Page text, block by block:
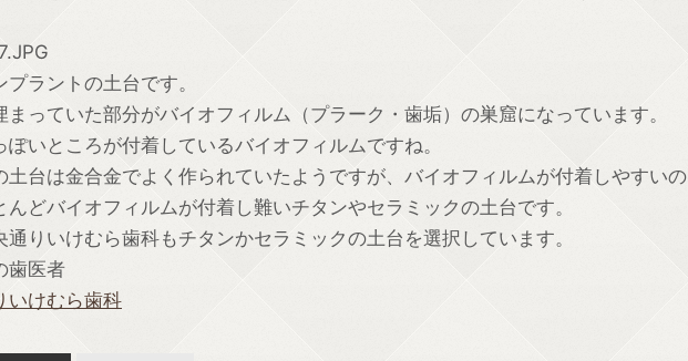
プラントの土台です。
まっていた部分がバイオフィルム（プラーク・歯垢）の巣窟になっています。
ぽいところが付着しているバイオフィルムですね。
土台は金合金でよく作られていたようですが、バイオフィルムが付着しやすいの
んどバイオフィルムが付着し難いチタンやセラミックの土台です。
通りいけむら歯科もチタンかセラミックの土台を選択しています。
歯医者
いけむら歯科